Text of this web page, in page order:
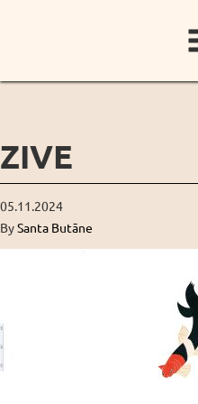
ZIVE
05.11.2024
BySanta Butāne